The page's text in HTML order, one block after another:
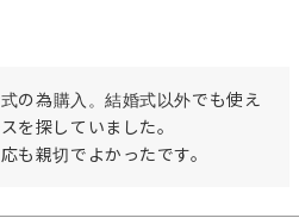
の為購入。結婚式以外でも使え
を探していました。
も親切でよかったです。